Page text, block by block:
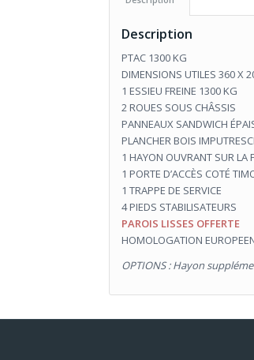
Description
PTAC 1300 KG
DIMENSIONS UTILES 360 X
1 ESSIEU FREINE 1300 KG
2 ROUES SOUS CHÂSSIS
PANNEAUX SANDWICH
PLANCHER BOIS
1 HAYON OUVRANT SUR LA
1 PORTE D’ACCÈS COTÉ
1 TRAPPE DE SERVICE
4 PIEDS STABILISATEURS
PAROIS LISSES OFFERTE
HOMOLOGATION
OPTIONS : Hayon